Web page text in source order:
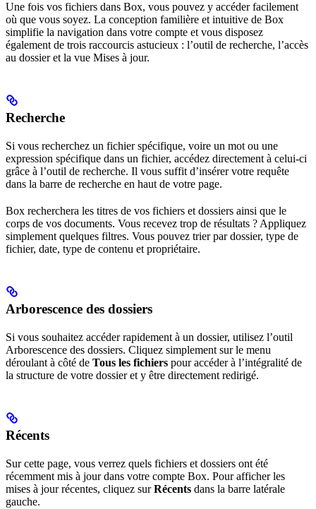
Une fois vos fichiers dans Box, vous pouvez y accéder facilement
où que vous soyez. La conception familière et intuitive de Box
simplifie la navigation dans votre compte et vous disposez
également de trois raccourcis astucieux : l’outil de recherche, l’accès
au dossier et la vue Mises à jour.
Recherche
Si vous recherchez un fichier spécifique, voire un mot ou une
expression spécifique dans un fichier, accédez directement à celui-ci
grâce à l’outil de recherche. Il vous suffit d’insérer votre requête
dans la barre de recherche en haut de votre page.
Box recherchera les titres de vos fichiers et dossiers ainsi que le
corps de vos documents. Vous recevez trop de résultats ? Appliquez
simplement quelques filtres. Vous pouvez trier par dossier, type de
fichier, date, type de contenu et propriétaire.
Arborescence des dossiers
Si vous souhaitez accéder rapidement à un dossier, utilisez l’outil
Arborescence des dossiers. Cliquez simplement sur le menu
déroulant à côté de Tous les fichiers pour accéder à l’intégralité de
la structure de votre dossier et y être directement redirigé.
Récents
Sur cette page, vous verrez quels fichiers et dossiers ont été
récemment mis à jour dans votre compte Box. Pour afficher les
mises à jour récentes, cliquez surRécents dans la barre latérale
gauche.